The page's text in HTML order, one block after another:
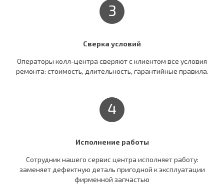
3
Сверка условий
Операторы колл-центра сверяют c клиентом все условия
ремонта: стоимость, длительность, гарантийные правила.
4
Исполнение работы
Сотрудник нашего сервис центра исполняет работу:
заменяет дефектную деталь пригодной к эксплуатации
фирменной запчастью